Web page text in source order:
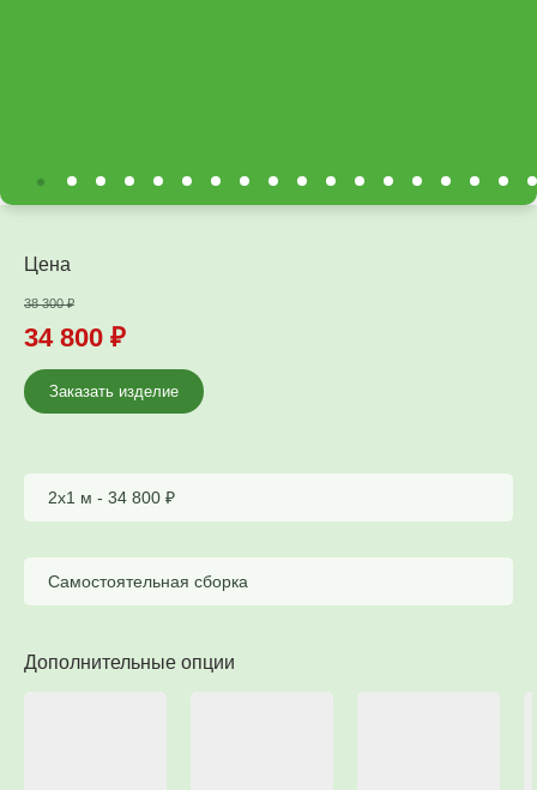
Цена
38 300₽
34 800 ₽
Заказать изделие
2х1 м - 34 800 ₽
Самостоятельная сборка
Дополнительные опции